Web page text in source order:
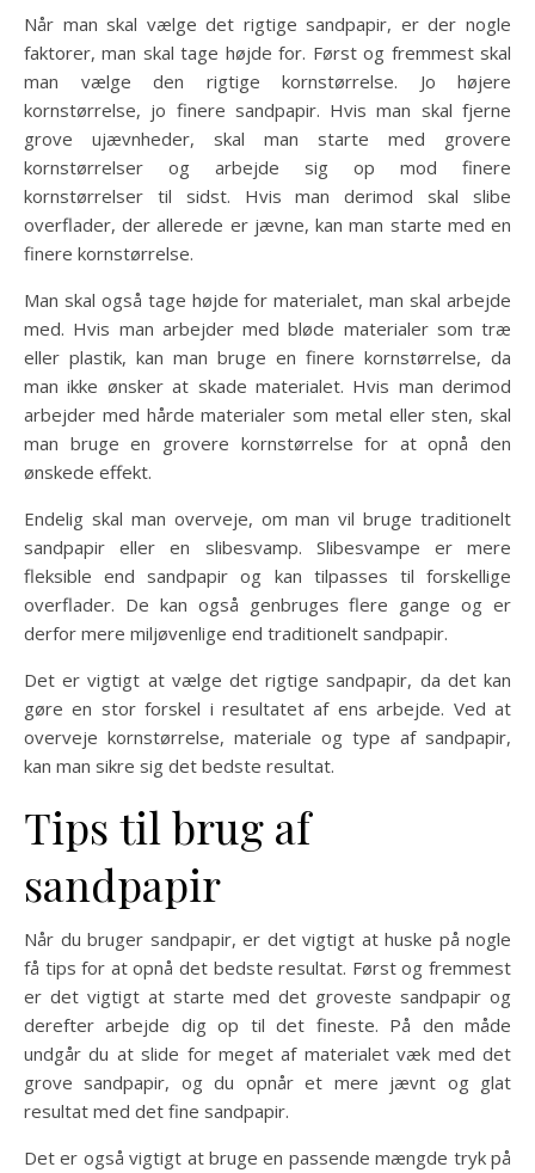
Når man skal vælge det rigtige sandpapir, er der nogle
faktorer, man skal tage højde for. Først og fremmest skal
man vælge den rigtige kornstørrelse. Jo højere
kornstørrelse, jo finere sandpapir. Hvis man skal fjerne
grove ujævnheder, skal man starte med grovere
kornstørrelser og arbejde sig op mod finere
kornstørrelser til sidst. Hvis man derimod skal slibe
overflader, der allerede er jævne, kan man starte med en
finere kornstørrelse.
Man skal også tage højde for materialet, man skal arbejde
med. Hvis man arbejder med bløde materialer som træ
eller plastik, kan man bruge en finere kornstørrelse, da
man ikke ønsker at skade materialet. Hvis man derimod
arbejder med hårde materialer som metal eller sten, skal
man bruge en grovere kornstørrelse for at opnå den
ønskede effekt.
Endelig skal man overveje, om man vil bruge traditionelt
sandpapir eller en slibesvamp. Slibesvampe er mere
fleksible end sandpapir og kan tilpasses til forskellige
overflader. De kan også genbruges flere gange og er
derfor mere miljøvenlige end traditionelt sandpapir.
Det er vigtigt at vælge det rigtige sandpapir, da det kan
gøre en stor forskel i resultatet af ens arbejde. Ved at
overveje kornstørrelse, materiale og type af sandpapir,
kan man sikre sig det bedste resultat.
Tips til brug af
sandpapir
Når du bruger sandpapir, er det vigtigt at huske på nogle
få tips for at opnå det bedste resultat. Først og fremmest
er det vigtigt at starte med det groveste sandpapir og
derefter arbejde dig op til det fineste. På den måde
undgår du at slide for meget af materialet væk med det
grove sandpapir, og du opnår et mere jævnt og glat
resultat med det fine sandpapir.
Det er også vigtigt at bruge en passende mængde tryk på